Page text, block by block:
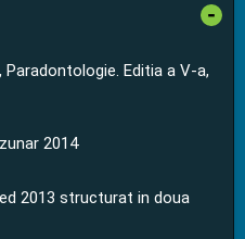
-
Editia a V-a,
2014
2013 structurat in doua